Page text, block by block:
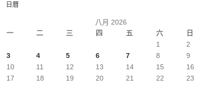
日曆
八月 2026
一
二 三 四 五 六 日
1
2
3
4 5 6 7 8
9
10
11 12 13 14 15
16
17
18 19 20 21 22
23